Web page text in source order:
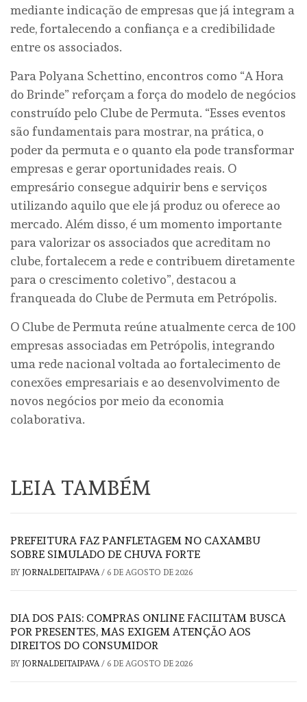
mediante indicação de empresas que já integram a
rede, fortalecendo a confiança e a credibilidade
entre os associados.
Para Polyana Schettino, encontros como “A Hora
do Brinde” reforçam a força do modelo de negócios
construído pelo Clube de Permuta. “Esses eventos
são fundamentais para mostrar, na prática, o
poder da permuta e o quanto ela pode transformar
empresas e gerar oportunidades reais. O
empresário consegue adquirir bens e serviços
utilizando aquilo que ele já produz ou oferece ao
mercado. Além disso, é um momento importante
para valorizar os associados que acreditam no
clube, fortalecem a rede e contribuem diretamente
para o crescimento coletivo”, destacou a
franqueada do Clube de Permuta em Petrópolis.
O Clube de Permuta reúne atualmente cerca de 100
empresas associadas em Petrópolis, integrando
uma rede nacional voltada ao fortalecimento de
conexões empresariais e ao desenvolvimento de
novos negócios por meio da economia
colaborativa.
LEIA TAMBÉM
PREFEITURA FAZ PANFLETAGEM NO CAXAMBU
SOBRE SIMULADO DE CHUVA FORTE
BY JORNALDEITAIPAVA/ 6 DE AGOSTO DE 2026
DIA DOS PAIS: COMPRAS ONLINE FACILITAM BUSCA
POR PRESENTES, MAS EXIGEM ATENÇÃO AOS
DIREITOS DO CONSUMIDOR
BY JORNALDEITAIPAVA/ 6 DE AGOSTO DE 2026